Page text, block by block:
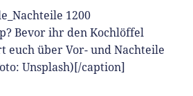
Bevor ihr den Kochlöffel
euch über Vor- und Nachteile
Unsplash)[/caption]